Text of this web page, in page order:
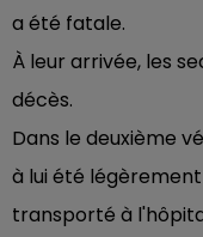
a été fatale.
À leur arrivée, les
décès.
Dans le deuxième
à lui été
transporté à